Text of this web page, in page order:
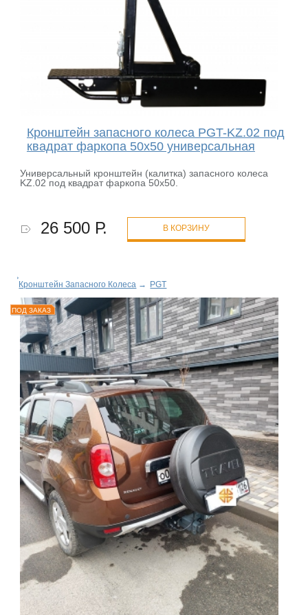
Кронштейн запасного колеса PGT-KZ.02 под
квадрат фаркопа 50х50 универсальная
Универсальный кронштейн (калитка) запасного колеса
KZ.02 под квадрат фаркопа 50х50.
26 500 Р. В КОРЗИНУ
Кронштейн Запасного Колеса → PGT
ПОД ЗАКАЗ